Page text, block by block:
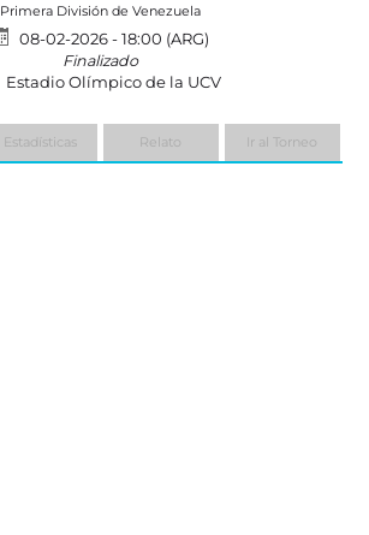
Primera División de Venezuela
08-02-2026 - 18:00 (ARG)
Finalizado
Estadio Olímpico de la UCV
Estadísticas Relato Ir al Torneo